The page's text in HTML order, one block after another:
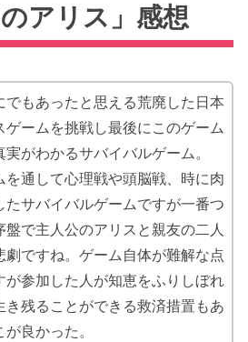
のアリス」感想
でもあったと思える荒廃した日本
ゲームを挑戦し最後にこのゲーム
がわかるサバイバルゲーム。
を通して心理戦や頭脳戦、時に肉
たサバイバルゲームですが一番つ
盤で主人公のアリスと親友の二人
劇ですね。ゲーム自体が難解な点
が参加した人が知恵をふりしぼれ
き残ることができる救済措置もあ
良かった。